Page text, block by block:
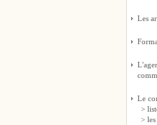
Les
Le
>
>